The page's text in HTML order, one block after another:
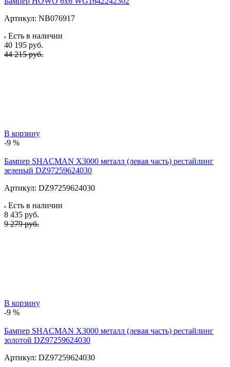
Артикул: NB076917
Есть в наличии
40 195 руб.
44 215 руб.
В корзину
-9 %
Бампер SHACMAN X3000 металл (левая часть) рестайлинг
зеленый DZ97259624030
Артикул: DZ97259624030
Есть в наличии
8 435 руб.
9 279 руб.
В корзину
-9 %
Бампер SHACMAN X3000 металл (левая часть) рестайлинг
золотой DZ97259624030
Артикул: DZ97259624030